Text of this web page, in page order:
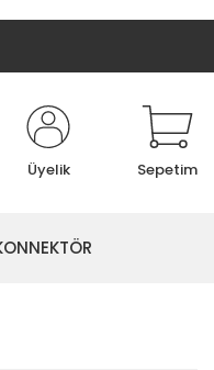
Üyelik Sepetim